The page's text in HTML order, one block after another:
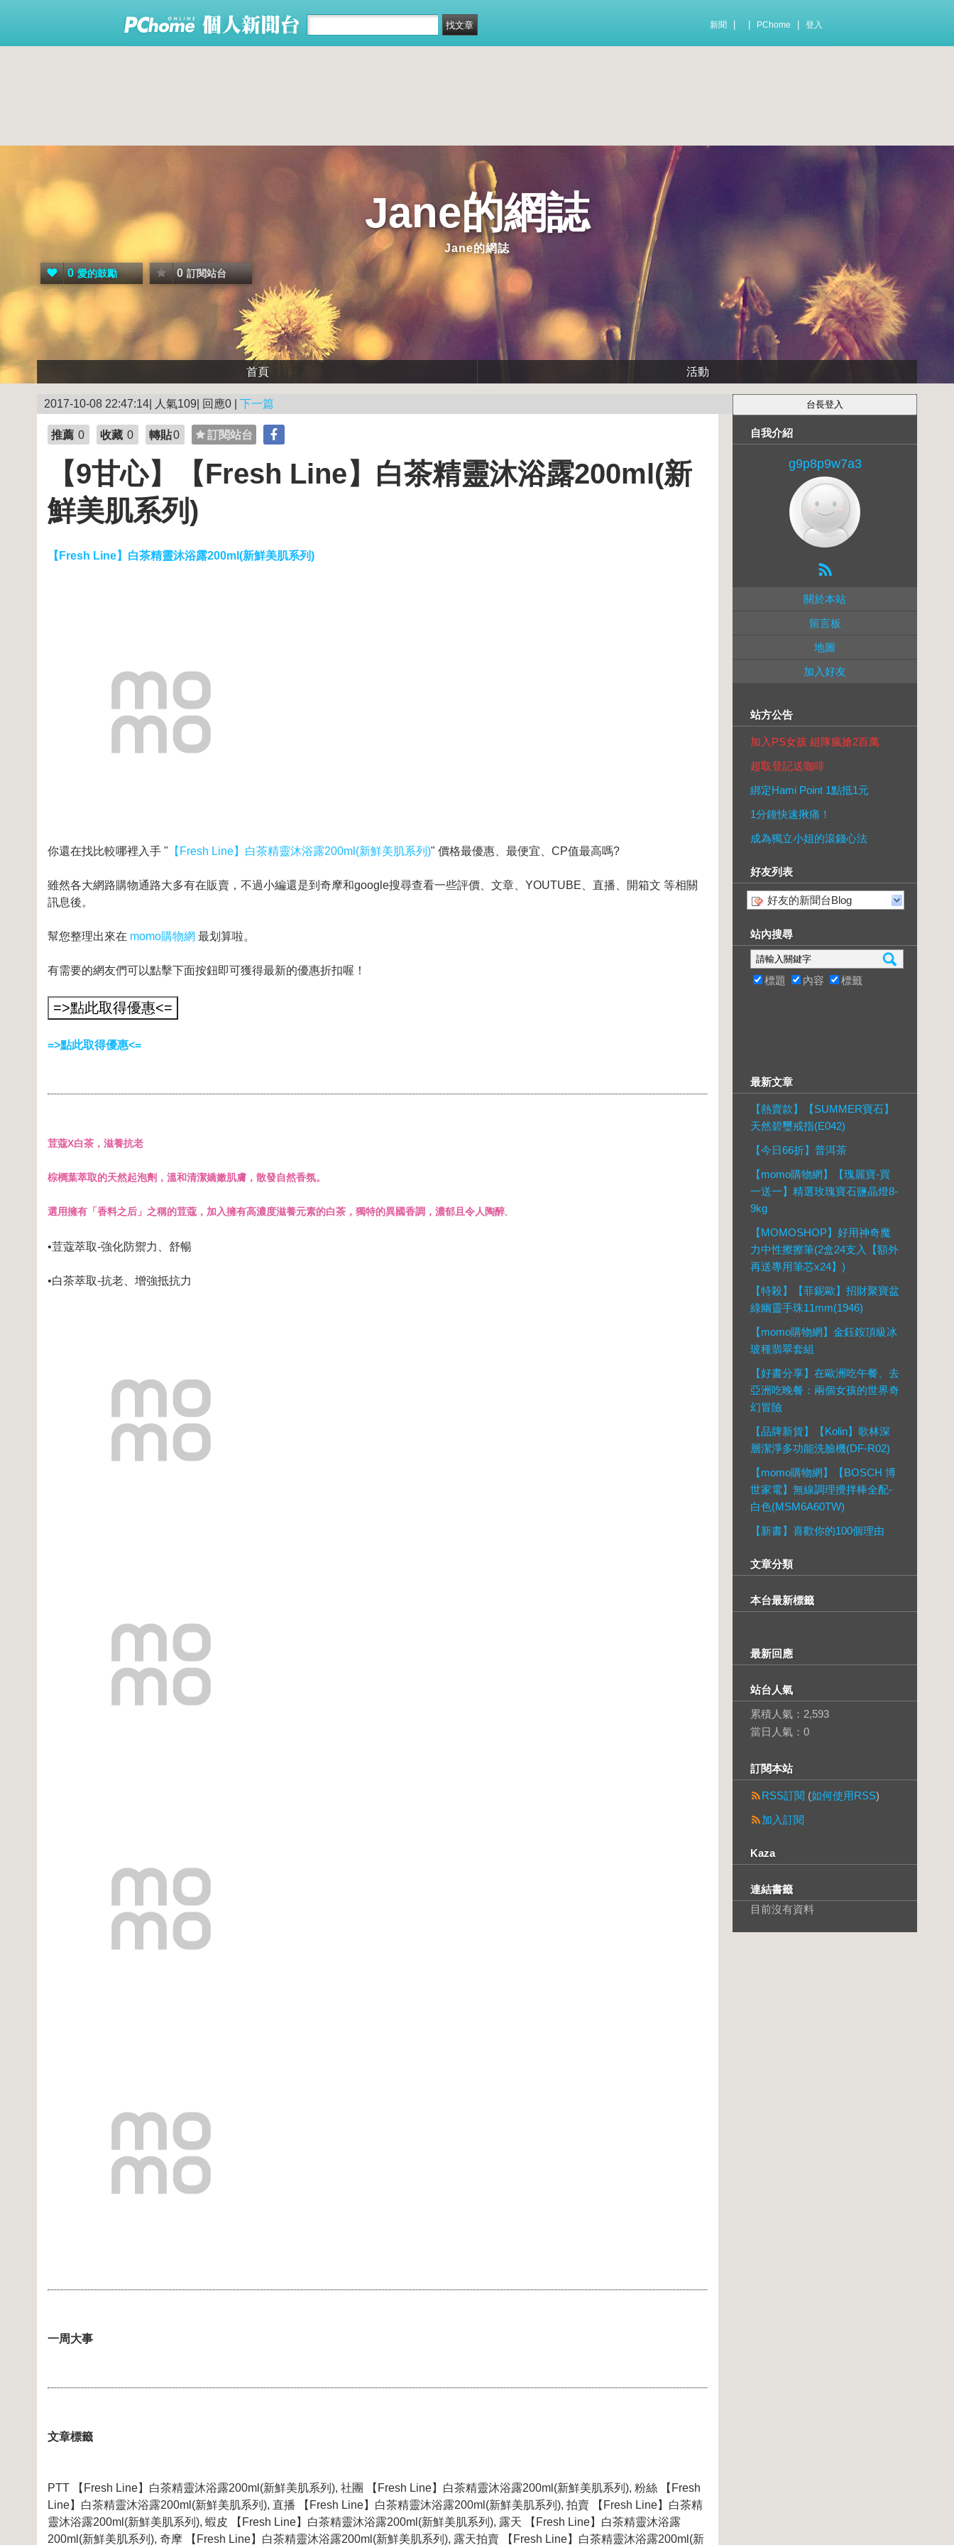
新聞 PChome 登入
Jane的網誌
Jane的網誌
0 愛的鼓勵 0 訂閱站台
首頁 活動
2017-10-08 22:47:14| 人氣109| 回應0 | 下一篇
推薦 0 收藏 0 轉貼0 訂閱站台
【9甘心】【Fresh Line】白茶精靈沐浴露200ml(新
鮮美肌系列)
【Fresh Line】白茶精靈沐浴露200ml(新鮮美肌系列)
你還在找比較哪裡入手 " 【Fresh Line】白茶精靈沐浴露200ml(新鮮美肌系列)" 價格最優惠、最便宜、CP值最高嗎?
雖然各大網路購物通路大多有在販賣，不過小編還是到奇摩和google搜尋查看一些評價、文章、YOUTUBE、直播、開箱文 等相關
訊息後。
幫您整理出來在 momo購物網 最划算啦。
有需要的網友們可以點擊下面按鈕即可獲得最新的優惠折扣喔！
=>點此取得優惠<=
荳蔻X白茶，滋養抗老
棕櫚葉萃取的天然起泡劑，溫和清潔嬌嫩肌膚，散發自然香氛。
選用擁有「香料之后」之稱的荳蔻，加入擁有高濃度滋養元素的白茶，獨特的異國香調，濃郁且令人陶醉
•荳蔻萃取-強化防禦力、舒暢
•白茶萃取-抗老、增強抵抗力
一周大事
文章標籤
PTT 【Fresh Line】白茶精靈沐浴露200ml(新鮮美肌系列), 社團 【Fresh Line】白茶精靈沐浴露200ml(新鮮美肌系列), 粉絲 【Fresh
Line】白茶精靈沐浴露200ml(新鮮美肌系列), 直播 【Fresh Line】白茶精靈沐浴露200ml(新鮮美肌系列), 拍賣 【Fresh Line】白茶精
靈沐浴露200ml(新鮮美肌系列), 蝦皮 【Fresh Line】白茶精靈沐浴露200ml(新鮮美肌系列), 露天 【Fresh Line】白茶精靈沐浴露
200ml(新鮮美肌系列), 奇摩 【Fresh Line】白茶精靈沐浴露200ml(新鮮美肌系列), 露天拍賣 【Fresh Line】白茶精靈沐浴露200ml(新
自我介紹
g9p8p9w7a3
關於本站
留言板
地圖
加入好友
站方公告
加入PS女孩 組隊瘋搶2百萬
超取登記送咖啡
綁定Hami Point 1點抵1元
1分鐘快速揪痛！
成為獨立小姐的滾錢心法
好友列表
好友的新聞台Blog
站內搜尋
標題 內容 標籤
最新文章
【熱賣款】【SUMMER寶石】
天然碧璽戒指(E042)
【今日66折】普洱茶
【momo購物網】【瑰麗寶-買
一送一】精選玫瑰寶石鹽晶燈8-
9kg
【MOMOSHOP】好用神奇魔
力中性擦擦筆(2盒24支入【額外
再送專用筆芯x24】)
【特殺】【菲鈮歐】招財聚寶盆
綠幽靈手珠11mm(1946)
【momo購物網】金鈺銨頂級冰
玻種翡翠套組
【好書分享】在歐洲吃午餐、去
亞洲吃晚餐：兩個女孩的世界奇
幻冒險
【品牌新貨】【Kolin】歌林深
層潔淨多功能洗臉機(DF-R02)
【momo購物網】【BOSCH 博
世家電】無線調理攪拌棒全配-
白色(MSM6A60TW)
【新書】喜歡你的100個理由
文章分類
本台最新標籤
最新回應
站台人氣
累積人氣： 2,593
當日人氣： 0
訂閱本站
RSS訂閱 (如何使用RSS)
加入訂閱
Kaza
連結書籤
目前沒有資料